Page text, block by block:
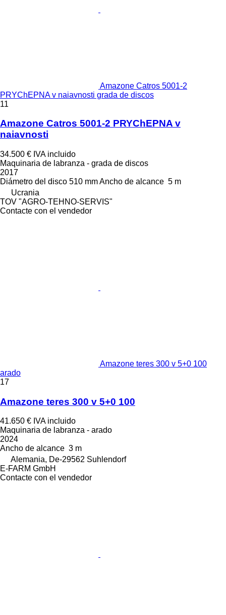
Amazone Catros 5001-2
PRYChEPNA v naiavnosti grada de discos
11
Amazone Catros 5001-2 PRYChEPNA v
naiavnosti
34.500 € IVA incluido
Maquinaria de labranza - grada de discos
2017
Diámetro del disco 510 mmAncho de alcance 5 m
Ucrania
TOV "AGRO-TEHNO-SERVIS"
Contacte con el vendedor
Amazone teres 300 v 5+0 100
arado
17
Amazone teres 300 v 5+0 100
41.650 € IVA incluido
Maquinaria de labranza - arado
2024
Ancho de alcance 3 m
Alemania, De-29562 Suhlendorf
E-FARM GmbH
Contacte con el vendedor